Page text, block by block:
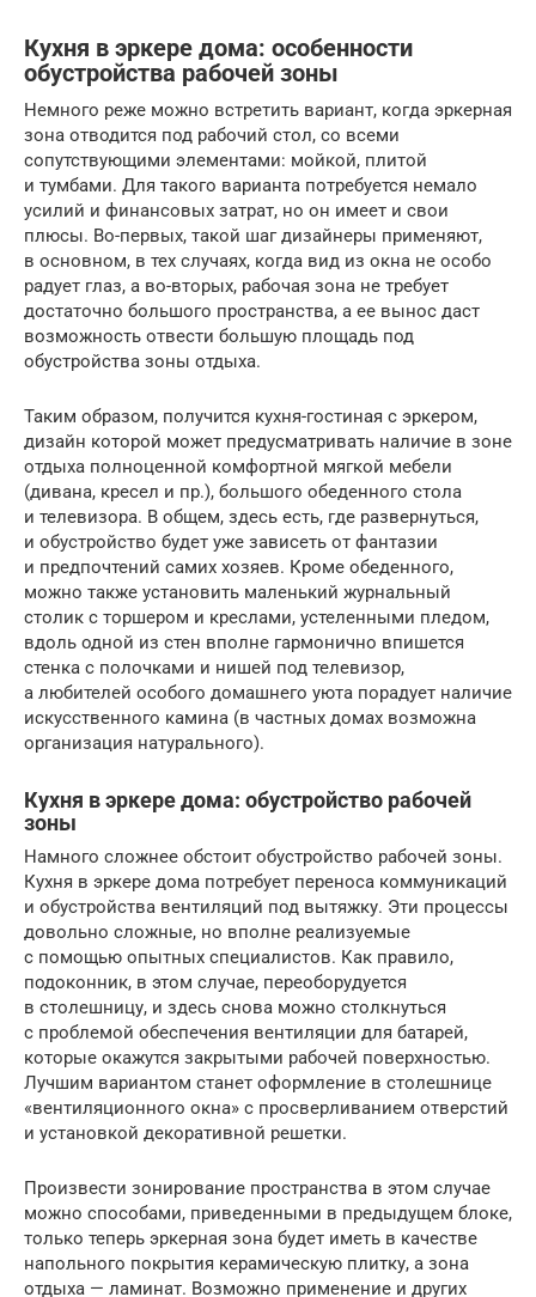
Кухня в эркере дома: особенности
обустройства рабочей зоны
Немного реже можно встретить вариант, когда эркерная
зона отводится под рабочий стол, со всеми
сопутствующими элементами: мойкой, плитой
и тумбами. Для такого варианта потребуется немало
усилий и финансовых затрат, но он имеет и свои
плюсы. Во-первых, такой шаг дизайнеры применяют,
в основном, в тех случаях, когда вид из окна не особо
радует глаз, а во-вторых, рабочая зона не требует
достаточно большого пространства, а ее вынос даст
возможность отвести большую площадь под
обустройства зоны отдыха.
Таким образом, получится кухня-гостиная с эркером,
дизайн которой может предусматривать наличие в зоне
отдыха полноценной комфортной мягкой мебели
(дивана, кресел и пр.), большого обеденного стола
и телевизора. В общем, здесь есть, где развернуться,
и обустройство будет уже зависеть от фантазии
и предпочтений самих хозяев. Кроме обеденного,
можно также установить маленький журнальный
столик с торшером и креслами, устеленными пледом,
вдоль одной из стен вполне гармонично впишется
стенка с полочками и нишей под телевизор,
а любителей особого домашнего уюта порадует наличие
искусственного камина (в частных домах возможна
организация натурального).
Кухня в эркере дома: обустройство рабочей
зоны
Намного сложнее обстоит обустройство рабочей зоны.
Кухня в эркере дома потребует переноса коммуникаций
и обустройства вентиляций под вытяжку. Эти процессы
довольно сложные, но вполне реализуемые
с помощью опытных специалистов. Как правило,
подоконник, в этом случае, переоборудуется
в столешницу, и здесь снова можно столкнуться
с проблемой обеспечения вентиляции для батарей,
которые окажутся закрытыми рабочей поверхностью.
Лучшим вариантом станет оформление в столешнице
«вентиляционного окна» с просверливанием отверстий
и установкой декоративной решетки.
Произвести зонирование пространства в этом случае
можно способами, приведенными в предыдущем блоке,
только теперь эркерная зона будет иметь в качестве
напольного покрытия керамическую плитку, а зона
отдыха — ламинат. Возможно применение и других